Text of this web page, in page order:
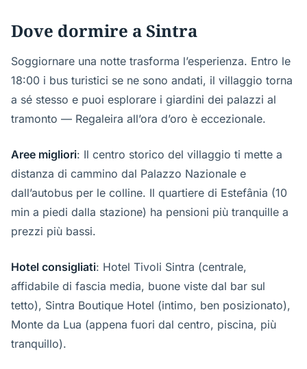
Dove dormire a Sintra
Soggiornare una notte trasforma l’esperienza. Entro le
18:00 i bus turistici se ne sono andati, il villaggio torna
a sé stesso e puoi esplorare i giardini dei palazzi al
tramonto — Regaleira all’ora d’oro è eccezionale.
Aree migliori: Il centro storico del villaggio ti mette a
distanza di cammino dal Palazzo Nazionale e
dall’autobus per le colline. Il quartiere di Estefânia (10
min a piedi dalla stazione) ha pensioni più tranquille a
prezzi più bassi.
Hotel consigliati: Hotel Tivoli Sintra (centrale,
affidabile di fascia media, buone viste dal bar sul
tetto), Sintra Boutique Hotel (intimo, ben posizionato),
Monte da Lua (appena fuori dal centro, piscina, più
tranquillo).